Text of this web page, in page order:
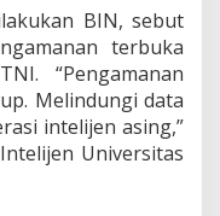
BIN, sebut
terbuka
“Pengamanan
Melindungi data
intelijen asing,”
Universitas